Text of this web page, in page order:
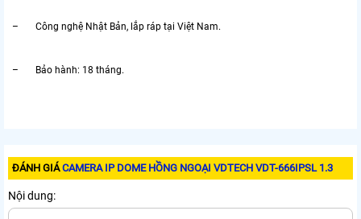
– Công nghệ Nhật Bản, lắp ráp tại Việt Nam.
– Bảo hành: 18 tháng.
ĐÁNH GIÁCAMERA IP DOME HỒNG NGOẠI VDTECH VDT-666IPSL 1.3
Nội dung: